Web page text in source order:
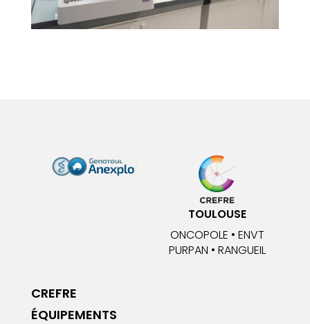
TOULOUSE
ONCOPOLE • ENVT
PURPAN • RANGUEIL
CREFRE
ÉQUIPEMENTS